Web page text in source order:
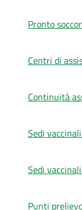
Pronto
Centri di
Continuità
Sedi
Sedi
Punti